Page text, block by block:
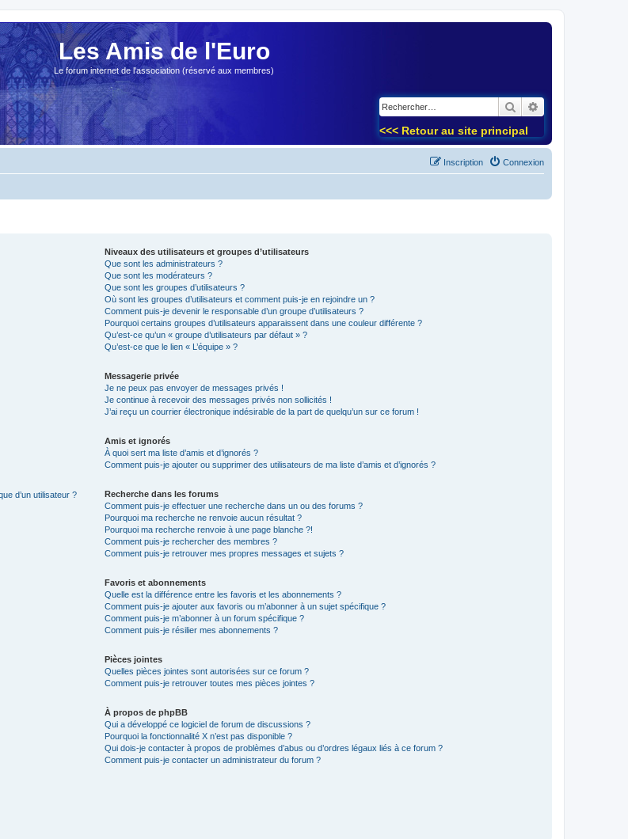
Les Amis de l'Euro
Le forum internet de l'association (réservé aux membres)
Rechercher
<<< Retour au site principal
Connexion
Inscription
d’un utilisateur ?
Niveaux des utilisateurs et groupes d’utilisateurs
Que sont les administrateurs ?
Que sont les modérateurs ?
Que sont les groupes d’utilisateurs ?
Où sont les groupes d’utilisateurs et comment puis-je en rejoindre un ?
Comment puis-je devenir le responsable d’un groupe d’utilisateurs ?
Pourquoi certains groupes d’utilisateurs apparaissent dans une couleur différente ?
Qu’est-ce qu’un « groupe d’utilisateurs par défaut » ?
Qu’est-ce que le lien « L’équipe » ?
Messagerie privée
Je ne peux pas envoyer de messages privés !
Je continue à recevoir des messages privés non sollicités !
J’ai reçu un courrier électronique indésirable de la part de quelqu’un sur ce forum !
Amis et ignorés
À quoi sert ma liste d’amis et d’ignorés ?
Comment puis-je ajouter ou supprimer des utilisateurs de ma liste d’amis et d’ignorés ?
Recherche dans les forums
Comment puis-je effectuer une recherche dans un ou des forums ?
Pourquoi ma recherche ne renvoie aucun résultat ?
Pourquoi ma recherche renvoie à une page blanche ?!
Comment puis-je rechercher des membres ?
Comment puis-je retrouver mes propres messages et sujets ?
Favoris et abonnements
Quelle est la différence entre les favoris et les abonnements ?
Comment puis-je ajouter aux favoris ou m’abonner à un sujet spécifique ?
Comment puis-je m’abonner à un forum spécifique ?
Comment puis-je résilier mes abonnements ?
Pièces jointes
Quelles pièces jointes sont autorisées sur ce forum ?
Comment puis-je retrouver toutes mes pièces jointes ?
À propos de phpBB
Qui a développé ce logiciel de forum de discussions ?
Pourquoi la fonctionnalité X n’est pas disponible ?
Qui dois-je contacter à propos de problèmes d’abus ou d’ordres légaux liés à ce forum ?
Comment puis-je contacter un administrateur du forum ?